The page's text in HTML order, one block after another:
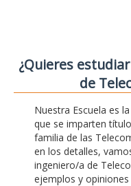
¿Quieres
de
Nuestra Escuela es
que se imparten
familia de las
en los detalles,
ingeniero/a de
ejemplos y